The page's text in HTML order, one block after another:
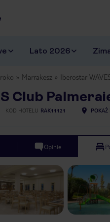
Lato 2026
Marrakesz Iberostar
Club
KOD HOTELU RAK11121 POKAŻ
Opinie